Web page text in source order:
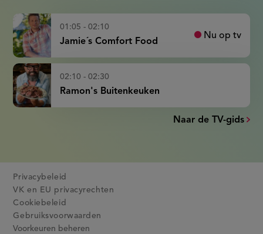
01:05 - 02:10
Jamie´s Comfort Food
Nu op tv
02:10 - 02:30
Ramon's Buitenkeuken
Naar de TV-gids
Privacybeleid
VK en EU privacyrechten
Cookiebeleid
Gebruiksvoorwaarden
Voorkeuren beheren